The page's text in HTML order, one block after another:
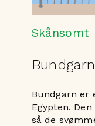
Skånsomt
Bundgarn
Bundgarn er
Egypten.
så de